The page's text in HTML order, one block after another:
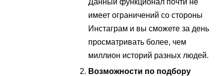
Данный функционал почти не
имеет ограничений со стороны
Инстаграм и вы сможете за день
просматривать более, чем
миллион историй разных людей.
Возможности по подбору